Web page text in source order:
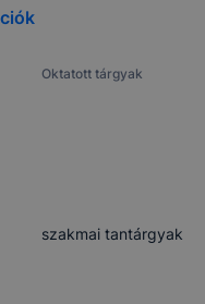
Oktatott tárgyak
szakmai tantárgyak